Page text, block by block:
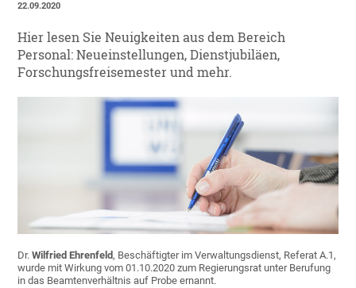
22.09.2020
Hier lesen Sie Neuigkeiten aus dem Bereich
Personal: Neueinstellungen, Dienstjubiläen,
Forschungsfreisemester und mehr.
Dr.Wilfried Ehrenfeld, Beschäftigter im Verwaltungsdienst, Referat A.1,
wurde mit Wirkung vom 01.10.2020 zum Regierungsrat unter Berufung
in das Beamtenverhältnis auf Probe ernannt.